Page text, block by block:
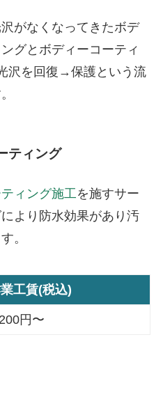
がなくなってきたボデ
グとボディーコーティ
沢を回復→保護という流
ティング
ィング施工を施すサー
より防水効果があり汚
。
工賃(税込)
円〜